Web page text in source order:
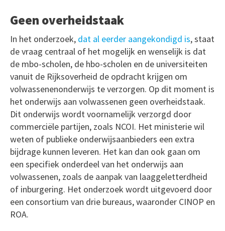
Geen overheidstaak
In het onderzoek, dat al eerder aangekondigd is, staat
de vraag centraal of het mogelijk en wenselijk is dat
de mbo-scholen, de hbo-scholen en de universiteiten
vanuit de Rijksoverheid de opdracht krijgen om
volwassenenonderwijs te verzorgen. Op dit moment is
het onderwijs aan volwassenen geen overheidstaak.
Dit onderwijs wordt voornamelijk verzorgd door
commerciële partijen, zoals NCOI. Het ministerie wil
weten of publieke onderwijsaanbieders een extra
bijdrage kunnen leveren. Het kan dan ook gaan om
een specifiek onderdeel van het onderwijs aan
volwassenen, zoals de aanpak van laaggeletterdheid
of inburgering. Het onderzoek wordt uitgevoerd door
een consortium van drie bureaus, waaronder CINOP en
ROA.